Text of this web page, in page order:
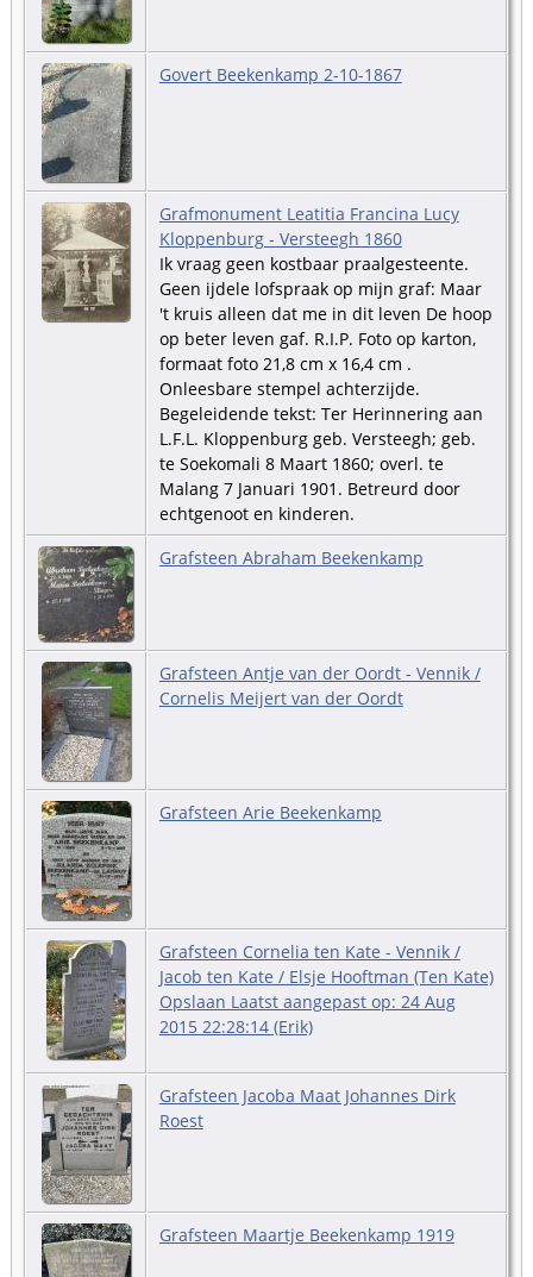
Govert Beekenkamp 2-10-1867
Grafmonument Leatitia Francina Lucy
Kloppenburg - Versteegh 1860
Ik vraag geen kostbaar praalgesteente.
Geen ijdele lofspraak op mijn graf: Maar
't kruis alleen dat me in dit leven De hoop
op beter leven gaf. R.I.P. Foto op karton,
formaat foto 21,8 cm x 16,4 cm .
Onleesbare stempel achterzijde.
Begeleidende tekst: Ter Herinnering aan
L.F.L. Kloppenburg geb. Versteegh; geb.
te Soekomali 8 Maart 1860; overl. te
Malang 7 Januari 1901. Betreurd door
echtgenoot en kinderen.
Grafsteen Abraham Beekenkamp
Grafsteen Antje van der Oordt - Vennik /
Cornelis Meijert van der Oordt
Grafsteen Arie Beekenkamp
Grafsteen Cornelia ten Kate - Vennik /
Jacob ten Kate / Elsje Hooftman (Ten Kate)
Opslaan Laatst aangepast op: 24 Aug
2015 22:28:14 (Erik)
Grafsteen Jacoba Maat Johannes Dirk
Roest
Grafsteen Maartje Beekenkamp 1919